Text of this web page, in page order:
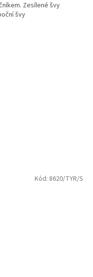
Zesílené švy
švy
Kód: 8620/TYR/S